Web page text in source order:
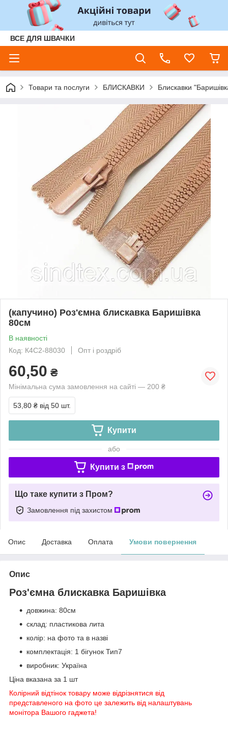
ВСЕ ДЛЯ ШВАЧКИ
Товари та послуги БЛИСКАВКИ Блискавки
(капучино) Роз'ємна блискавка Баришівка
80см
В наявності
Код: К4С2-88030
Опт і роздріб
60,50 ₴
Мінімальна сума замовлення на сайті — 200 ₴
53,80 ₴ від 50 шт.
Купити
або
Купити з
Що таке купити з Пром?
Замовлення під захистом
Опис Доставка Оплата Умови повернення
Опис
Роз'ємна блискавка Баришівка
довжина: 80см
склад: пластикова лита
колір: на фото та в назві
комплектація: 1 бігунок Тип7
виробник: Україна
Ціна вказана за 1 шт
Колірний відтінок товару може відрізнятися від
представленого на фото це залежить від налаштувань
монітора Вашого гаджета!